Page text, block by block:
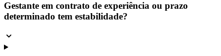
Gestante em contrato de experiência ou prazo
determinado tem estabilidade?